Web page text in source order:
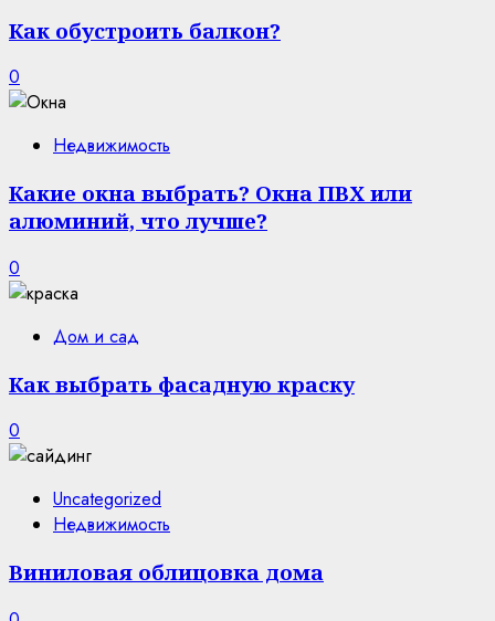
Как обустроить балкон?
0
Недвижимость
Какие окна выбрать? Окна ПВХ или
алюминий, что лучше?
0
Дом и сад
Как выбрать фасадную краску
0
Uncategorized
Недвижимость
Виниловая облицовка дома